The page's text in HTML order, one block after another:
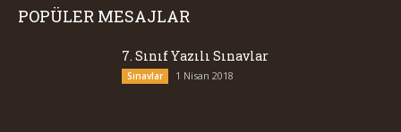
POPÜLER MESAJLAR
7. Sınıf Yazılı Sınavlar
Sınavlar 1 Nisan 2018